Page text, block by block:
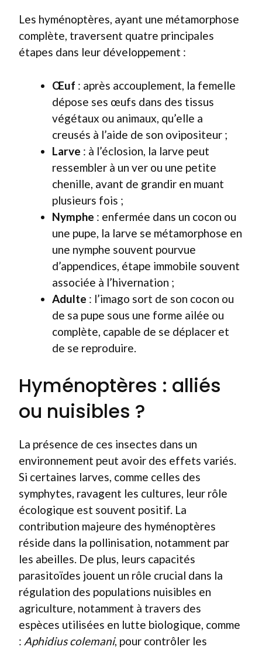
Les hyménoptères, ayant une métamorphose
complète, traversent quatre principales
étapes dans leur développement :
Œuf : après accouplement, la femelle
dépose ses œufs dans des tissus
végétaux ou animaux, qu’elle a
creusés à l’aide de son ovipositeur ;
Larve : à l’éclosion, la larve peut
ressembler à un ver ou une petite
chenille, avant de grandir en muant
plusieurs fois ;
Nymphe : enfermée dans un cocon ou
une pupe, la larve se métamorphose en
une nymphe souvent pourvue
d’appendices, étape immobile souvent
associée à l’hivernation ;
Adulte : l’imago sort de son cocon ou
de sa pupe sous une forme ailée ou
complète, capable de se déplacer et
de se reproduire.
Hyménoptères : alliés
ou nuisibles ?
La présence de ces insectes dans un
environnement peut avoir des effets variés.
Si certaines larves, comme celles des
symphytes, ravagent les cultures, leur rôle
écologique est souvent positif. La
contribution majeure des hyménoptères
réside dans la pollinisation, notamment par
les abeilles. De plus, leurs capacités
parasitoïdes jouent un rôle crucial dans la
régulation des populations nuisibles en
agriculture, notamment à travers des
espèces utilisées en lutte biologique, comme
: Aphidius colemani, pour contrôler les